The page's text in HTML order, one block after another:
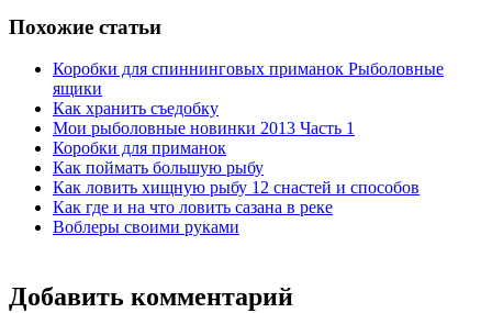
Похожие статьи
Коробки для спиннинговых приманок Рыболовные
ящики
Как хранить съедобку
Мои рыболовные новинки 2013 Часть 1
Коробки для приманок
Как поймать большую рыбу
Как ловить хищную рыбу 12 снастей и способов
Как где и на что ловить сазана в реке
Воблеры своими руками
Добавить комментарий